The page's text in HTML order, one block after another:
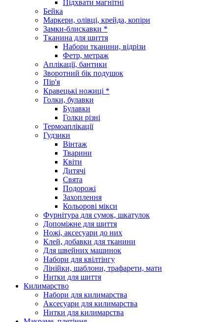
Підхвати магнітні
Бейка
Маркери, олівці, крейда, копіри
Замки-блискавки *
Тканина для шиття
Набори тканини, відрізи
Фетр, метраж
Аплікації, бантики
Зворотний бік подушок
Пір'я
Кравецькі ножиці *
Голки, булавки
Булавки
Голки різні
Термоаплікації
Гудзики
Вінтаж
Тварини
Квіти
Дитячі
Свята
Подорожі
Захоплення
Кольорові мікси
Фурнітура для сумок, шкатулок
Допоміжне для шиття
Ножі, аксесуари до них
Клей, добавки для тканини
Для швейних машинок
Набори для квілтінгу
Лінійки, шаблони, трафарети, мати
Нитки для шиття
Килимарство
Набори для килимарства
Аксесуари для килимарства
Нитки для килимарства